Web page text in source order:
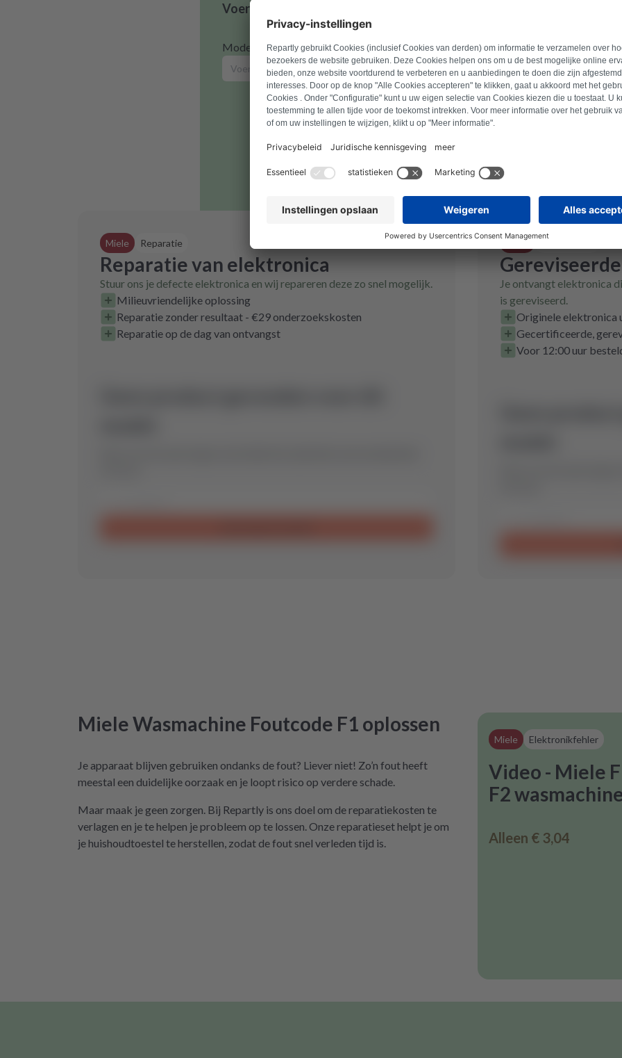
Voer je modelnummer in om geschikte producten te vinden.
Modelnummer
Zoek naar product
afgebeeld.
Miele Reparatie
Reparatie van elektronica
Stuur ons je defecte elektronica en wij repareren deze zo snel mogelijk.
Milieuvriendelijke oplossing
Reparatie zonder resultaat - €29 onderzoekskosten
Reparatie op de dag van ontvangst
Miele
Je ontvangt elektronica
is gereviseerd.
Originele elektronica
Gecertificeerde,
Voor 12:00 uur
MieleWasmachine Foutcode F1 oplossen
Je apparaat blijven gebruiken ondanks de fout? Liever niet! Zo’n fout heeft
meestal een duidelijke oorzaak en je loopt risico op verdere schade.
Maar maak je geen zorgen. Bij Repartly is ons doel om de reparatiekosten te
verlagen en je te helpen je probleem op te lossen. Onze reparatieset helpt je om
je huishoudtoestel te herstellen, zodat de fout snel verleden tijd is.
Miele Elektronikfehler
Video - Miele
F2
Alleen € 3,04